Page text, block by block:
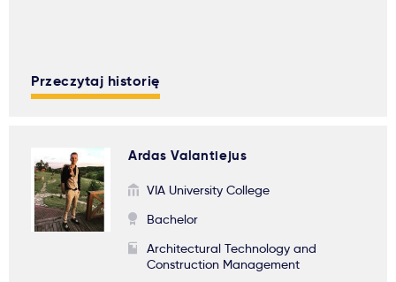
Przeczytaj historię
Ardas Valantiejus
VIA University College
Bachelor
Architectural Technology and
Construction Management